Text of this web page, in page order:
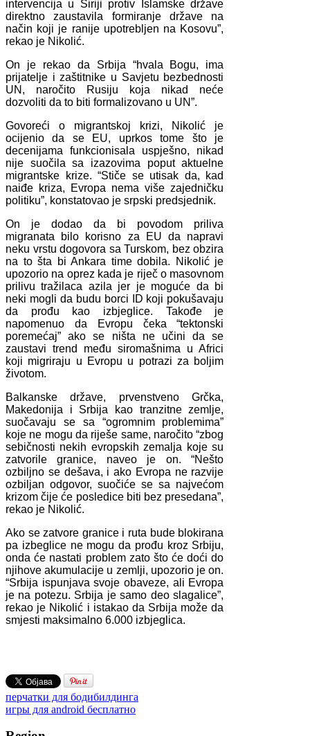
intervencija u Siriji protiv Islamske države
direktno zaustavila formiranje države na
način koji je ranije upotrebljen na Kosovu”,
rekao je Nikolić.
On je rekao da Srbija “hvala Bogu, ima
prijatelje i zaštitnike u Savjetu bezbednosti
UN, naročito Rusiju koja nikad neće
dozvoliti da to biti formalizovano u UN”.
Govoreći o migrantskoj krizi, Nikolić je
ocijenio da se EU, uprkos tome što je
decenijama funkcionisala uspješno, nikad
nije suočila sa izazovima poput aktuelne
migrantske krize. “Stiče se utisak da, kad
naiđe kriza, Evropa nema više zajedničku
politiku”, konstatovao je srpski predsjednik.
On je dodao da bi povodom priliva
migranata bilo korisno za EU da napravi
neku vrstu dogovora sa Turskom, bez obzira
na to šta bi Ankara time dobila. Nikolić je
upozorio na oprez kada je riječ o masovnom
prilivu tražilaca azila jer je moguće da bi
neki mogli da budu borci ID koji pokušavaju
da prođu kao izbjeglice. Takođe je
napomenuo da Evropu čeka “tektonski
poremećaj” ako se ništa ne učini da se
zaustavi trend među siromašnima u Africi
koji migriraju u Evropu u potrazi za boljim
životom.
Balkanske države, prvenstveno Grčka,
Makedonija i Srbija kao tranzitne zemlje,
suočavaju se sa “ogromnim problemima”
koje ne mogu da riješe same, naročito “zbog
sebičnosti nekih evropskih zemalja koje su
zatvorile granice, naveo je on. “Nešto
ozbiljno se dešava, i ako Evropa ne razvije
ozbiljan odgovor, suočiće se sa najvećom
krizom čije će posledice biti bez presedana”,
rekao je Nikolić.
Ako se zatvore granice i ruta bude blokirana
pa izbeglice ne mogu da prođu kroz Srbiju,
onda će nastati problem zato što će doći do
njihove akumulacije u zemlji, upozorio je on.
“Srbija ispunjava svoje obaveze, ali Evropa
je na potezu. Srbija je samo deo slagalice”,
rekao je Nikolić i istakao da Srbija može da
smjesti maksimalno 6.000 izbjeglica.
перчатки для бодибилдинга
игры для android бесплатно